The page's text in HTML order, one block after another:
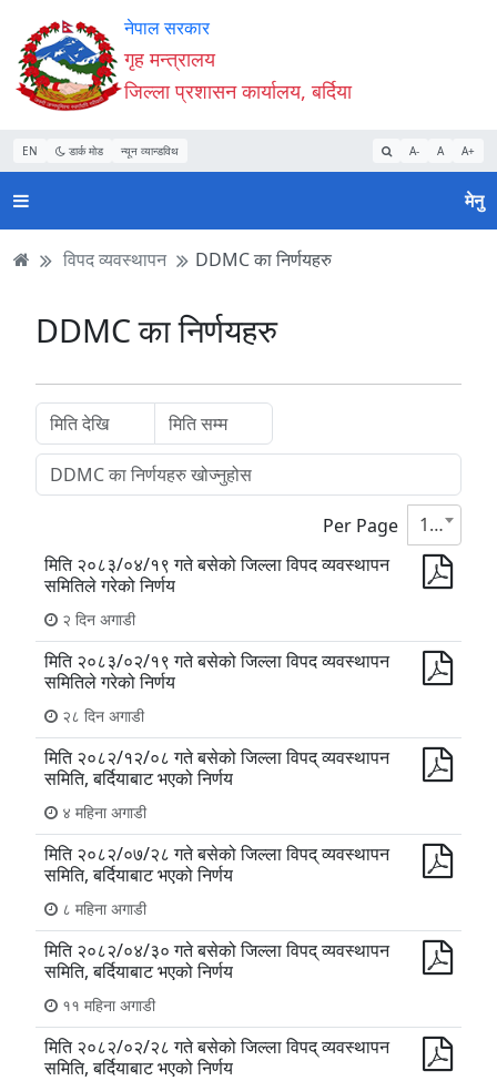
Accessibility
Mode
सुरु
गर्नुहोस्
सामाग्री
पढ्नुहाेस्
नेभिगेसन
पढ्नुहाेस्
वेबसाइट
खोजमा
जानुहोस्
नेपाल सरकार
गृह मन्त्रालय
जिल्ला प्रशासन कार्यालय, बर्दिया
EN डार्क मोड न्यून व्यान्डविथ A- A A+
मेनु
विपद व्यवस्थापन DDMC का निर्णयहरु
DDMC का निर्णयहरु
Per Page
10
मिति २०८३/०४/१९ गते बसेको जिल्ला विपद व्यवस्थापन
समितिले गरेको निर्णय
२ दिन अगाडी
मिति २०८३/०२/१९ गते बसेको जिल्ला विपद व्यवस्थापन
समितिले गरेको निर्णय
२८ दिन अगाडी
मिति २०८२/१२/०८ गते बसेको जिल्ला विपद् व्यवस्थापन
समिति, बर्दियाबाट भएको निर्णय
४ महिना अगाडी
मिति २०८२/०७/२८ गते बसेको जिल्ला विपद् व्यवस्थापन
समिति, बर्दियाबाट भएको निर्णय
८ महिना अगाडी
मिति २०८२/०४/३० गते बसेको जिल्ला विपद् व्यवस्थापन
समिति, बर्दियाबाट भएको निर्णय
११ महिना अगाडी
मिति २०८२/०२/२८ गते बसेको जिल्ला विपद् व्यवस्थापन
समिति, बर्दियाबाट भएको निर्णय